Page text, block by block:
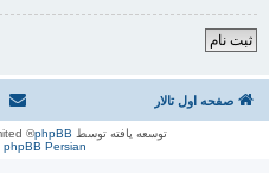
ثبت نام
صفحه اول تالار
توسعه یافته توسط phpBB
® Forum Software © phpBB Limited
phpBB Persian